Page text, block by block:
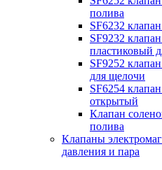
полива
SF6232
SF9232
пластиковый
SF9252
для щелочи
SF6254
открытый
Клапан
полива
Клапаны
давления и пара